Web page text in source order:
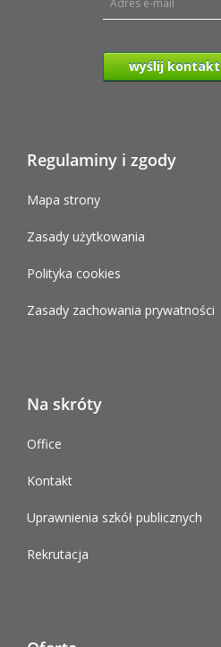
wyślij kontakt
Regulaminy i zgody
Mapa strony
Zasady użytkowania
Polityka cookies
Zasady zachowania prywatności
Na skróty
Office
Kontakt
Uprawnienia szkół publicznych
Rekrutacja